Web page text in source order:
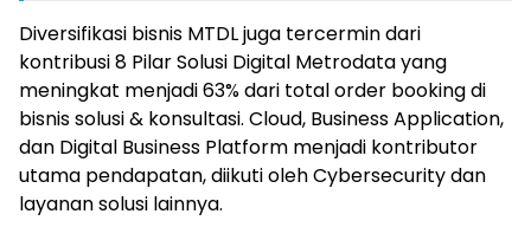
Diversifikasi bisnis MTDL juga tercermin dari
kontribusi 8 Pilar Solusi Digital Metrodata yang
meningkat menjadi 63% dari total order booking di
bisnis solusi & konsultasi. Cloud, Business Application,
dan Digital Business Platform menjadi kontributor
utama pendapatan, diikuti oleh Cybersecurity dan
layanan solusi lainnya.